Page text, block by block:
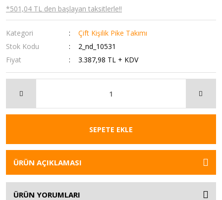
*501,04 TL den başlayan taksitlerle!!
Kategori
Çift Kişilik Pike Takımı
Stok Kodu
2_nd_10531
Fiyat
3.387,98 TL + KDV
SEPETE EKLE
ÜRÜN AÇIKLAMASI
ÜRÜN YORUMLARI